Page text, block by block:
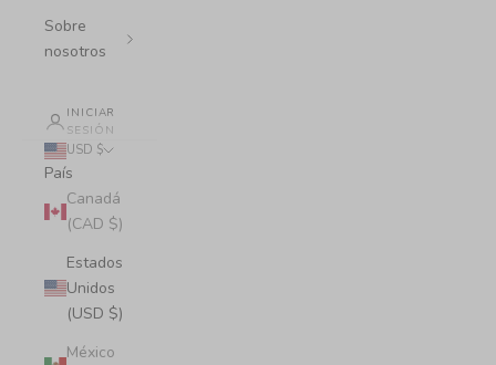
Sobre
nosotros
INICIAR
SESIÓN
USD $
País
Canadá
(CAD $)
Estados
Unidos
(USD $)
México